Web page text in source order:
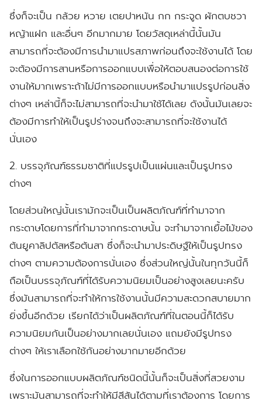
ซึ่งก็จะเป็น กล้วย หวาย เตยปาหนัน กก กระจูด ผักตบชวา
หญ้าแฝก และอื่นๆ อีกมากมาย โดยวัสดุเหล่านี้นั้นมัน
สามารถที่จะต้องมีการนำมาแปรสภาพก่อนถึงจะใช้งานได้ โดย
จะต้องมีการสานหรือการออกแบบเพื่อให้ตอบสนองต่อการใช้
งานให้มากเพราะถ้าไม่มีการออกแบบหรือนำมาแปรรูปก่อนสิ่ง
ต่างๆ เหล่านี้ก็จะไม่สามารถที่จะนำมาใช้ได้เลย ดังนั้นมันเลยจะ
ต้องมีการทำให้เป็นรูปร่างจนถึงจะสามารถที่จะใช้งานได้
นั่นเอง
2. บรรจุภัณฑ์ธรรมชาติที่แปรรูปเป็นแผ่นและเป็นรูปทรง
ต่างๆ
โดยส่วนใหญ่นั้นเรามักจะเป็นเป็นผลิตภัณฑ์ที่ทำมาจาก
กระดาษโดยการที่ทำมาจากกระดาษนั้น จะทำมาจากเยื้อไม้ของ
ต้นยูคาลิปตัสหรือต้นสา ซึ่งก็จะนำมาประดิษฐ์ให้เป็นรูปทรง
ต่างๆ ตามความต้องการนั่นเอง ซึ่งส่วนใหญ่นั้นในทุกวันนี้ก็
ถือเป็นบรรจุภัณฑ์ที่ได้รับความนิยมเป็นอย่างสูงเลยนะครับ
ซึ่งมันสามารถที่จะทำให้การใช้งานนั้นมีความสะดวกสบายมาก
ยิ่งขึ้นอีกด้วย เรียกได้ว่าเป็นผลิตภัณฑ์ที่ในตอนนี้ก็ได้รับ
ความนิยมกันเป็นอย่างมากเลยนั่นเอง แถมยังมีรูปทรง
ต่างๆ ให้เราเลือกใช้กันอย่างมากมายอีกด้วย
ซึ่งในการออกแบบผลิตภัณฑ์ชนิดนี้นั้นก็จะเป็นสิ่งที่สวยงาม
เพราะมันสามารถที่จะทำให้มีสีสันได้ตามที่เราต้องการ โดยการ